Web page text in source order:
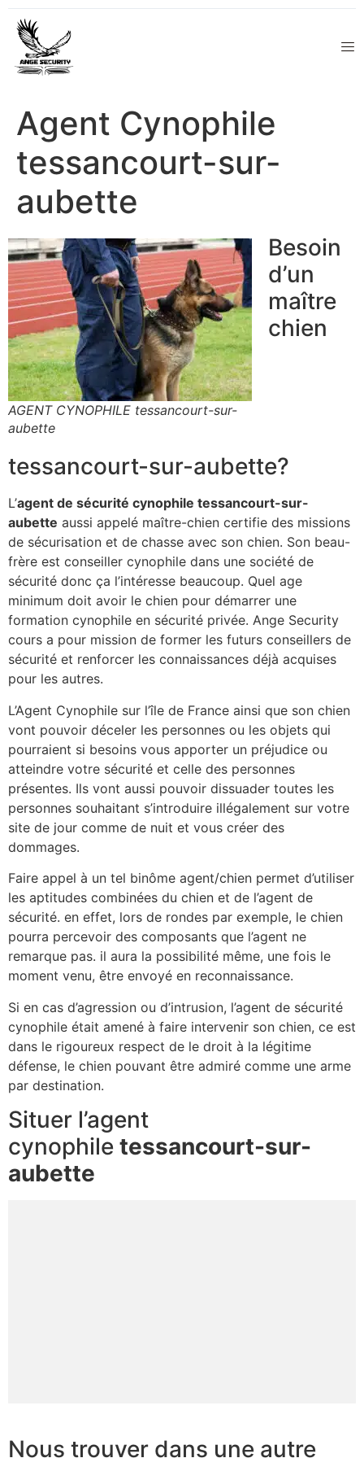
Agent Cynophile
tessancourt-sur-
aubette
AGENT CYNOPHILE tessancourt-sur-
aubette
Besoin
d’un
maître
chien
tessancourt-sur-aubette?
L’agent de sécurité cynophile tessancourt-sur-
aubette aussi appelé maître-chien certifie des missions
de sécurisation et de chasse avec son chien. Son beau-
frère est conseiller cynophile dans une société de
sécurité donc ça l’intéresse beaucoup. Quel age
minimum doit avoir le chien pour démarrer une
formation cynophile en sécurité privée. Ange Security
cours a pour mission de former les futurs conseillers de
sécurité et renforcer les connaissances déjà acquises
pour les autres.
L’Agent Cynophile sur l’île de France ainsi que son chien
vont pouvoir déceler les personnes ou les objets qui
pourraient si besoins vous apporter un préjudice ou
atteindre votre sécurité et celle des personnes
présentes. Ils vont aussi pouvoir dissuader toutes les
personnes souhaitant s’introduire illégalement sur votre
site de jour comme de nuit et vous créer des
dommages.
Faire appel à un tel binôme agent/chien permet d’utiliser
les aptitudes combinées du chien et de l’agent de
sécurité. en effet, lors de rondes par exemple, le chien
pourra percevoir des composants que l’agent ne
remarque pas. il aura la possibilité même, une fois le
moment venu, être envoyé en reconnaissance.
Si en cas d’agression ou d’intrusion, l’agent de sécurité
cynophile était amené à faire intervenir son chien, ce est
dans le rigoureux respect de le droit à la légitime
défense, le chien pouvant être admiré comme une arme
par destination.
Situer l’agent
cynophile tessancourt-sur-
aubette
Nous trouver dans une autre